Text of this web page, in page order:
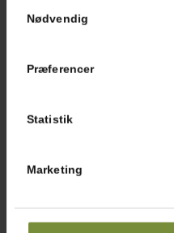
Nødvendig
Præferencer
Statistik
Marketing
Blend kikærterne
bliver en
Tilsæt tahin og
Rist valnødderne
er gyldne.